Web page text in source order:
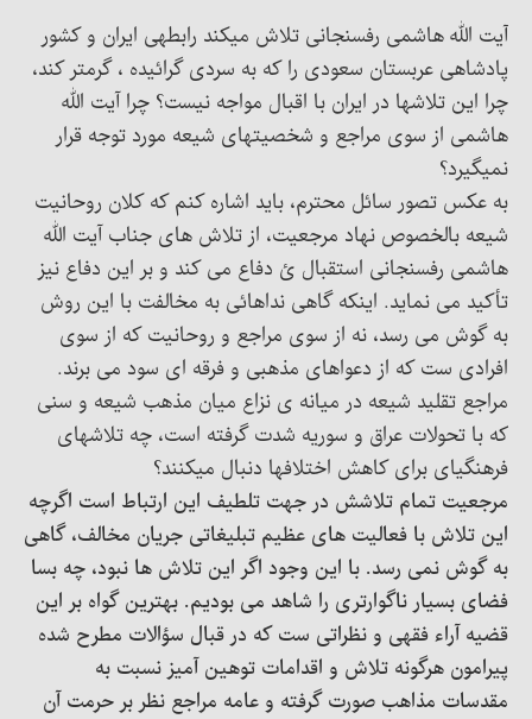
آیت الله هاشمی رفسنجانی تلاش میکند رابطهی ایران و کشور
پادشاهی عربستان سعودی را که به سردی گرائیده ، گرمتر کند،
چرا این تلاشها در ایران با اقبال مواجه نیست؟ چرا آیت الله
هاشمی از سوی مراجع و شخصیتهای شیعه مورد توجه قرار
نمیگیرد؟
به عکس تصور سائل محترم، باید اشاره کنم که کلان روحانیت
شیعه بالخصوص نهاد مرجعیت، از تلاش های جناب آیت الله
هاشمی رفسنجانی استقبال ئ دفاع می کند و بر این دفاع نیز
تأکید می نماید. اینکه گاهی نداهائی به مخالفت با این روش
به گوش می رسد، نه از سوی مراجع و روحانیت که از سوی
افرادی ست که از دعواهای مذهبی و فرقه ای سود می برند.
مراجع تقلید شیعه در میانه ی نزاع میان مذهب شیعه و سنی
که با تحولات عراق و سوریه شدت گرفته است، چه تلاشهای
فرهنگیای برای کاهش اختلافها دنبال میکنند؟
مرجعیت تمام تلاشش در جهت تلطیف این ارتباط است اگرچه
این تلاش با فعالیت های عظیم تبلیغاتی جریان مخالف، گاهی
به گوش نمی رسد. با این وجود اگر این تلاش ها نبود، چه بسا
فضای بسیار ناگوارتری را شاهد می بودیم. بهترین گواه بر این
قضیه آراء فقهی و نظراتی ست که در قبال سؤالات مطرح شده
پیرامون هرگونه تلاش و اقدامات توهین آمیز نسبت به
مقدسات مذاهب صورت گرفته و عامه مراجع نظر بر حرمت آن